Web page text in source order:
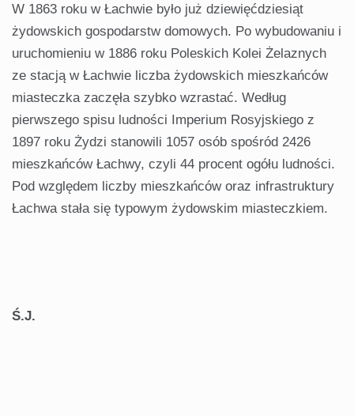
W 1863 roku w Łachwie było już dziewięćdziesiąt
żydowskich gospodarstw domowych. Po wybudowaniu i
uruchomieniu w 1886 roku Poleskich Kolei Żelaznych
ze stacją w Łachwie liczba żydowskich mieszkańców
miasteczka zaczęła szybko wzrastać. Według
pierwszego spisu ludności Imperium Rosyjskiego z
1897 roku Żydzi stanowili 1057 osób spośród 2426
mieszkańców Łachwy, czyli 44 procent ogółu ludności.
Pod względem liczby mieszkańców oraz infrastruktury
Łachwa stała się typowym żydowskim miasteczkiem.
Ś.J.